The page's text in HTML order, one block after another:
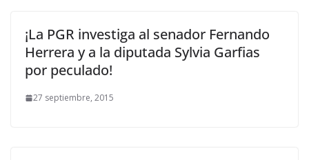
¡La PGR investiga al senador Fernando
Herrera y a la diputada Sylvia Garfias
por peculado!
27 septiembre, 2015